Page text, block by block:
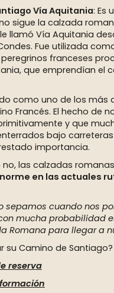
Vía Aquitania: Es
sigue la calzada
llamó Vía Aquitania
Fue utilizada
franceses
que emprendían el
como uno de los más
Francés. El hecho de
y que
bajo
importancia.
no, las calzadas romanas
en las actuales
sepamos cuando nos
mucha probabilidad
Romana para llegar a
su Camino de Santiago?
reserva